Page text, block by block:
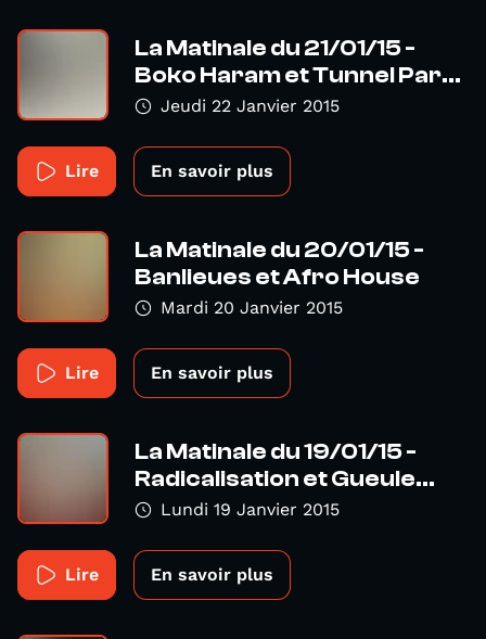
La Matinale du 21/01/15 -
Boko Haram et Tunnel Par...
Jeudi 22 Janvier 2015
Lire En savoir plus
La Matinale du 20/01/15 -
Banlieues et Afro House
Mardi 20 Janvier 2015
Lire En savoir plus
La Matinale du 19/01/15 -
Radicalisation et Gueule...
Lundi 19 Janvier 2015
Lire En savoir plus